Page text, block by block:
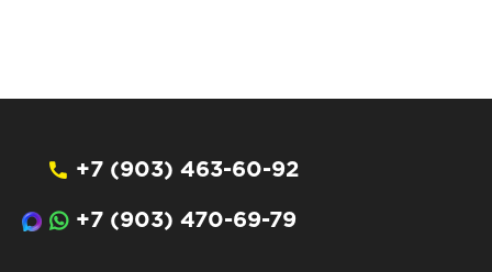
+7 (903) 463-60-92
+7 (903) 470-69-79